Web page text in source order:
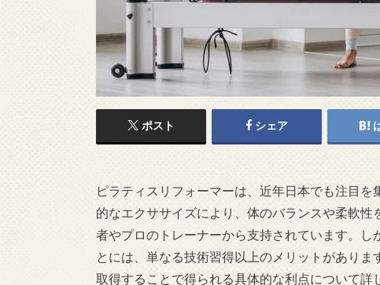
ポスト シェア
ピラティスリフォーマーは、近年日本でも注目
的なエクササイズにより、体のバランスや柔軟
者やプロのトレーナーから支持されています。
とには、単なる技術習得以上のメリットがあり
取得することで得られる具体的な利点について